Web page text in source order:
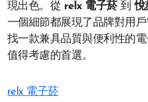
現出色。從 relx 電子菸到悅
一個細節都展現了品牌對用
找一款兼具品質與便利性的
值得考慮的首選。
relx 電子菸